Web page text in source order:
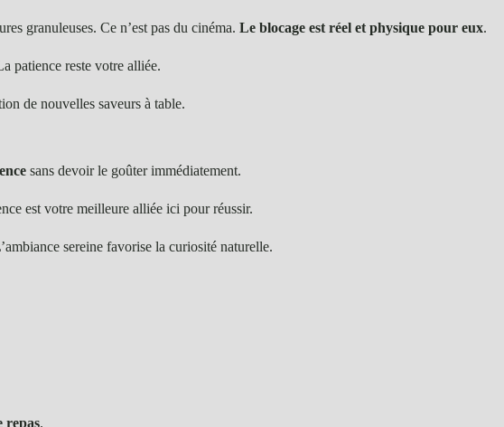
granuleuses. Ce n’est pas du cinéma. Le blocage est réel et physique pour eux.
patience reste votre alliée.
de nouvelles saveurs à table.
sans devoir le goûter immédiatement.
est votre meilleure alliée ici pour réussir.
sereine favorise la curiosité naturelle.
repas.